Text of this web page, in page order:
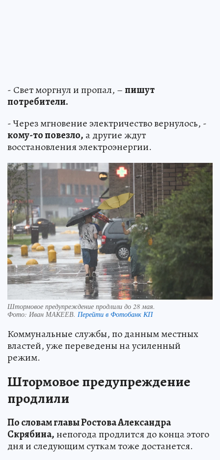
- Свет моргнул и пропал, –пишут
потребители.
- Через мгновение электричество вернулось, -
кому-то повезло, а другие ждут
восстановления электроэнергии.
Штормовое предупреждение продлили до 28 мая.
Фото: Иван МАКЕЕВ. Перейти в Фотобанк КП
Коммунальные службы, по данным местных
властей, уже переведены на усиленный
режим.
Штормовое предупреждение
продлили
По словам главы Ростова Александра
Скрябина,непогода продлится до конца этого
дня и следующим суткам тоже достанется.